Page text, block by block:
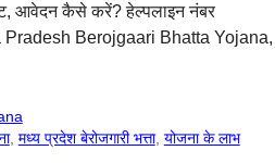
आवेदन कैसे करें? हेल्पलाइन नंबर
Berojgaari Bhatta Yojana,
, मध्य प्रदेश बेरोजगारी भत्ता, योजना के लाभ